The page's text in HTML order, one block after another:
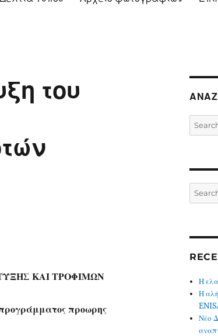
του
ΚΑΙ ΤΡΟΦΙΜΩΝ
προωρης
Search
for:
Search
for:
Η
Η
Νέο